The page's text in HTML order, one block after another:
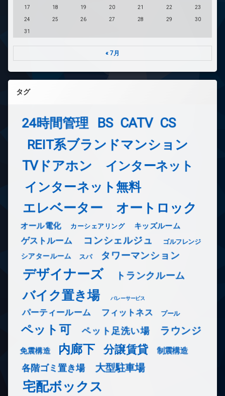
17 18 19 20 21 22 23
24 25 26 27 28 29 30
31
« 7月
タグ
24時間管理 BS CATV CS
REIT系ブランドマンション
TVドアホン インターネット
インターネット無料
エレベーター オートロック
オール電化 カーシェアリング キッズルーム
ゲストルーム コンシェルジュ ゴルフレンジ
シアタールーム スパ タワーマンション
デザイナーズ トランクルーム
バイク置き場 バレーサービス
パーティールーム フィットネス プール
ペット可 ペット足洗い場 ラウンジ
免震構造 内廊下 分譲賃貸 制震構造
各階ゴミ置き場 大型駐車場
宅配ボックス